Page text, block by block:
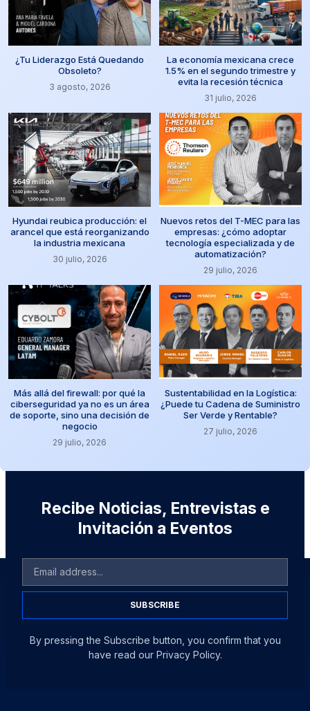
¿Tu Liderazgo Está Quedando
Obsoleto?
3 agosto, 2026
La economía mexicana crece
1.5% en el segundo trimestre y
evita la recesión técnica
31 julio, 2026
Hyundai reubica producción: el
arancel que está reorganizando
la industria mexicana
30 julio, 2026
Nuevos retos del T-MEC para las
empresas: ¿cómo adoptar
tecnología especializada y de
automatización?
29 julio, 2026
Más allá del firewall: por qué la
ciberseguridad ya no es un área
de soporte, sino una decisión de
negocio
29 julio, 2026
Sustentabilidad en la Logística:
¿Puede tu Cadena de Suministro
Ser Verde y Rentable?
27 julio, 2026
Recibe Noticias, Entrevistas e
Invitación a Eventos
SUBSCRIBE
By pressing the Subscribe button, you confirm that you
have read our Privacy Policy.